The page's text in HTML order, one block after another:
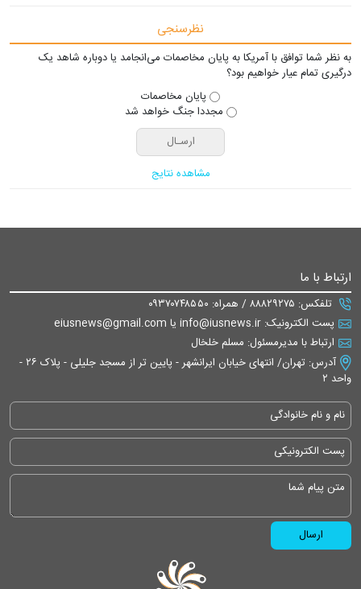
نظرسنجی
به نظر شما توافق با آمریکا به پایان مخاصمات می‌انجامد یا دوباره شاهد یک
درگیری تمام عیار خواهیم بود؟
پایان مخاصمات
مجددا جنگ خواهد شد
مشاهده نتایج
ارتباط با ما
تلفکس: ۸۸۸۲۹۲۷۵ / همراه: ۰۹۳۷۰۷۴۸۵۵۰
پست الکترونیک: info@iusnews.ir یا eiusnews@gmail.com
ارتباط با مدیرمسئول: مسلم خلخال
آدرس: تهران/ انتهای خیابان ایرانشهر - پایین تر از مسجد جلیلی - پلاک ۲۶ -
واحد ۲